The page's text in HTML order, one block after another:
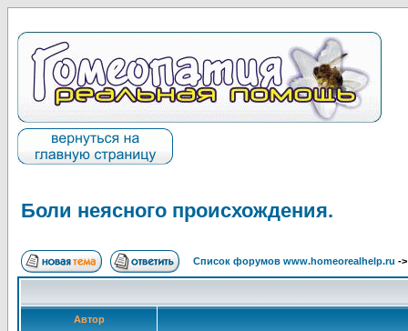
Боли неясного происхождения.
Список форумов www.homeorealhelp.ru -
Автор